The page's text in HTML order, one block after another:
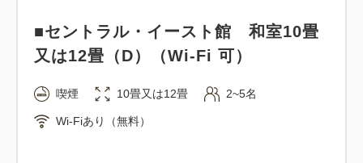
■セントラル・イースト館 和室10畳
又は12畳（D）（Wi-Fi 可）
喫煙 10畳又は12畳 2~5名
Wi-Fiあり（無料）